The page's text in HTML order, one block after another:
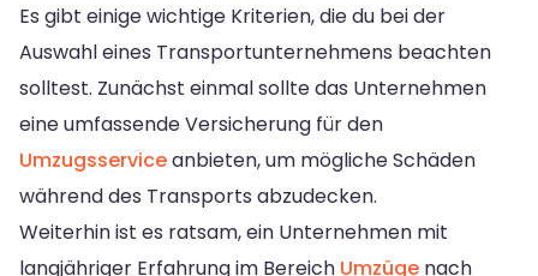
Es gibt einige wichtige Kriterien, die du bei der
Auswahl eines Transportunternehmens beachten
solltest. Zunächst einmal sollte das Unternehmen
eine umfassende Versicherung für den
Umzugsserviceanbieten, um mögliche Schäden
während des Transports abzudecken.
Weiterhin ist es ratsam, ein Unternehmen mit
langjähriger Erfahrung im Bereich Umzüge nach